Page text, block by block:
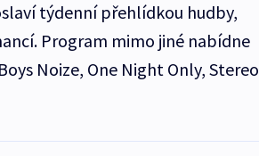
týdenní přehlídkou hudby,
Program mimo jiné nabídne
Noize, One Night Only, Stereo